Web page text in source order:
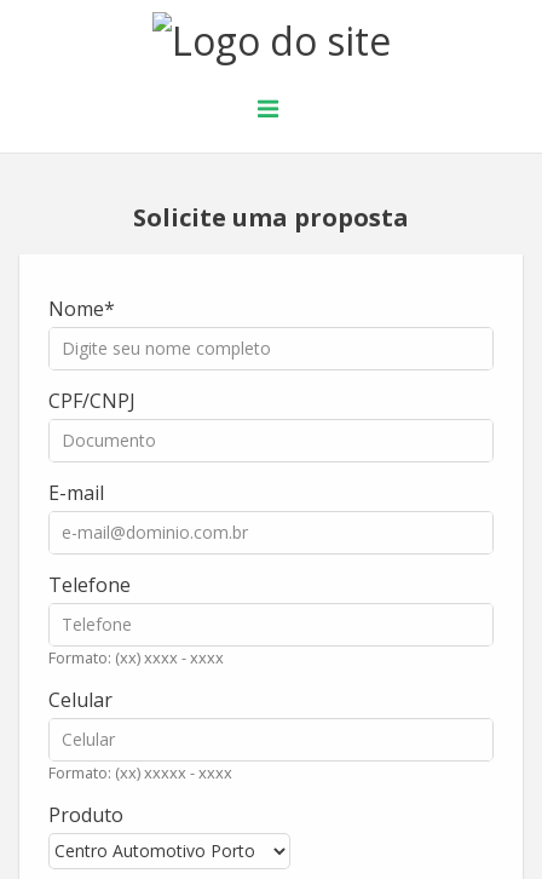
Solicite uma proposta
Nome
CPF/CNPJ
E-mail
Telefone
Formato: (xx) xxxx - xxxx
Celular
Formato: (xx) xxxxx - xxxx
Produto